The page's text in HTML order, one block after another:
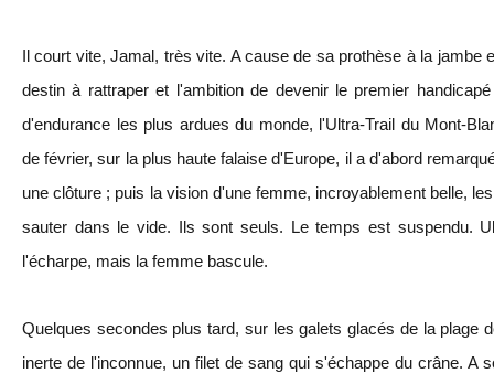
Il court vite, Jamal, très vite. A cause de sa prothèse à la jambe
destin à rattraper et l'ambition de devenir le premier
d'endurance les plus ardues du monde, l'Ultra-Trail du Mont-
de février, sur la plus haute falaise d'Europe, il a d'abord
une clôture ; puis la vision d'une femme, incroyablement belle,
sauter dans le vide. Ils sont seuls. Le temps est suspendu.
l'écharpe, mais la femme bascule.
Quelques secondes plus tard, sur les galets glacés de la plage
inerte de l'inconnue, un filet de sang qui s'échappe du crâne. A